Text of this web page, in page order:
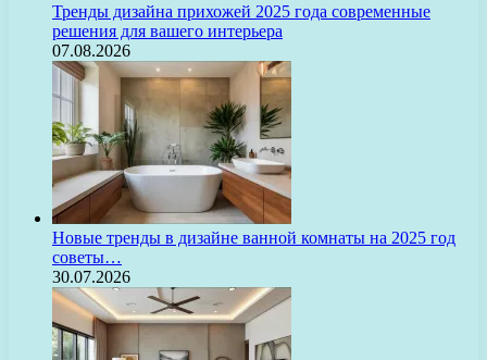
Тренды дизайна прихожей 2025 года современные
решения для вашего интерьера
07.08.2026
Новые тренды в дизайне ванной комнаты на 2025 год
советы…
30.07.2026